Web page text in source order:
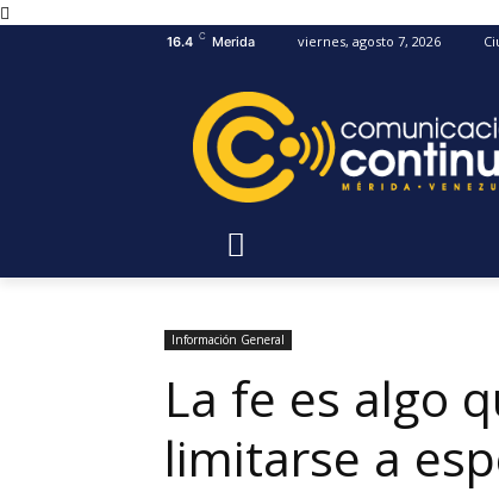
16.4 C Merida viernes, agosto 7, 2026
Información General
La fe es algo
limitarse a